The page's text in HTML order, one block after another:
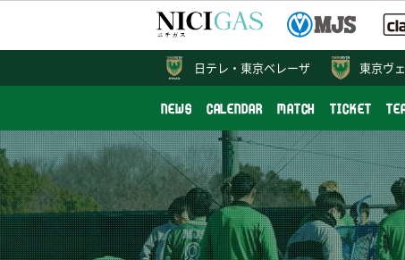
東京ヴ
NEWS CALENDAR MATCH TICKET
日テレ・ 東京ベレーザ